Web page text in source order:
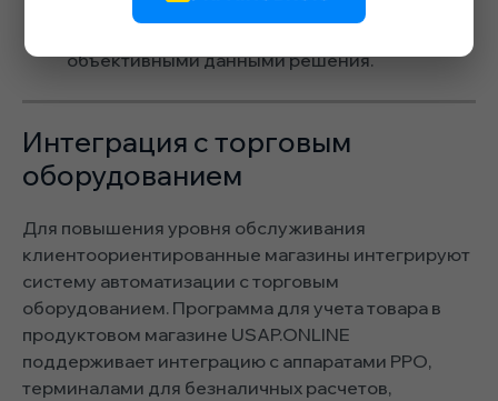
помогает анализировать прибыльность
объективными данными решения.
Интеграция с торговым
оборудованием
Для повышения уровня обслуживания
клиентоориентированные магазины интегрируют
систему автоматизации с торговым
оборудованием. Программа для учета товара в
продуктовом магазине USAP.ONLINE
поддерживает интеграцию с аппаратами РРО,
терминалами для безналичных расчетов,